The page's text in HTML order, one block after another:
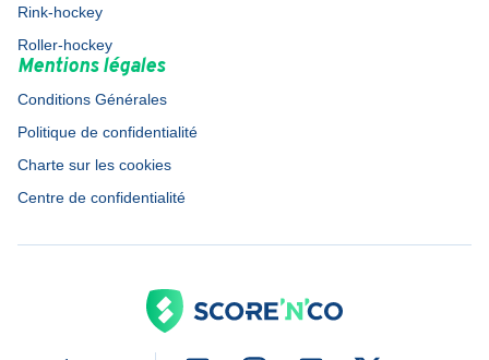
Rink-hockey
Roller-hockey
Mentions légales
Conditions Générales
Politique de confidentialité
Charte sur les cookies
Centre de confidentialité